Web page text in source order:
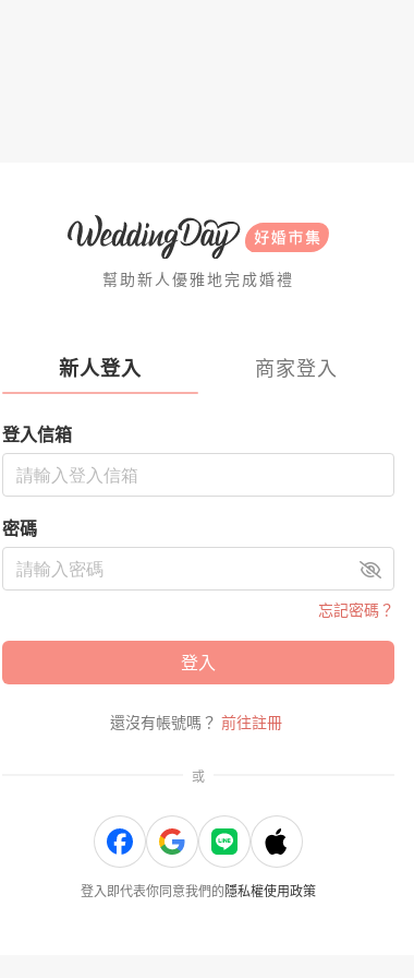
幫助新人優雅地完成婚禮
新人登入 商家登入
登入信箱
密碼
忘記密碼？
登入
還沒有帳號嗎？ 前往註冊
或
登入即代表你同意我們的 隱私權使用政策